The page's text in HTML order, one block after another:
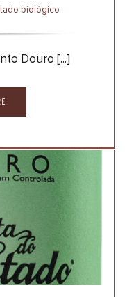
biológico
Douro [...]
BIOLÓGICO